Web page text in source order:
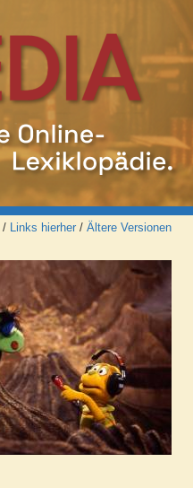
/ Links hierher / Ältere Versionen